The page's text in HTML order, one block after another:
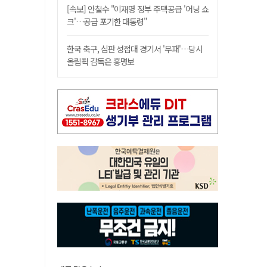
[속보] 안철수 "이재명 정부 주택공급 '어닝 쇼
크'…공급 포기한 대통령"
한국 축구, 심판 성접대 경기서 '무패'…당시
올림픽 감독은 홍명보